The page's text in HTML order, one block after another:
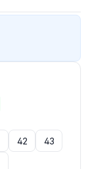
42 43